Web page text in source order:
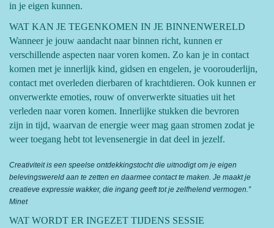
in je eigen kunnen.
WAT KAN JE TEGENKOMEN IN JE BINNENWERELD
Wanneer je jouw aandacht naar binnen richt, kunnen er
verschillende aspecten naar voren komen. Zo kan je in contact
komen met je innerlijk kind, gidsen en engelen, je voorouderlijn,
contact met overleden dierbaren of krachtdieren. Ook kunnen er
onverwerkte emoties, rouw of onverwerkte situaties uit het
verleden naar voren komen. Innerlijke stukken die bevroren
zijn in tijd, waarvan de energie weer mag gaan stromen zodat je
weer toegang hebt tot levensenergie in dat deel in jezelf.
Creativiteit is een speelse ontdekkingstocht die uitnodigt om je eigen
belevingswereld aan te zetten en daarmee contact te maken. Je maakt je
creatieve expressie wakker, die ingang geeft tot je zelfhelend vermogen.”
Minet
WAT WORDT ER INGEZET TIJDENS SESSIE